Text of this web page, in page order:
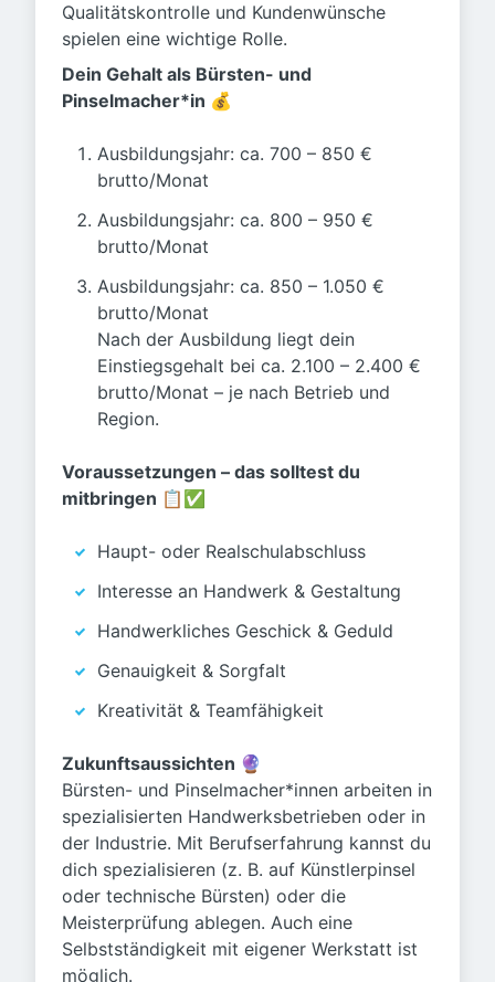
Qualitätskontrolle und Kundenwünsche
spielen eine wichtige Rolle.
Dein Gehalt als Bürsten- und
Pinselmacher*in 💰
Ausbildungsjahr: ca. 700 – 850 €
brutto/Monat
Ausbildungsjahr: ca. 800 – 950 €
brutto/Monat
Ausbildungsjahr: ca. 850 – 1.050 €
brutto/Monat
Nach der Ausbildung liegt dein
Einstiegsgehalt bei ca. 2.100 – 2.400 €
brutto/Monat – je nach Betrieb und
Region.
Voraussetzungen – das solltest du
mitbringen 📋✅
Haupt- oder Realschulabschluss
Interesse an Handwerk & Gestaltung
Handwerkliches Geschick & Geduld
Genauigkeit & Sorgfalt
Kreativität & Teamfähigkeit
Zukunftsaussichten 🔮
Bürsten- und Pinselmacher*innen arbeiten in
spezialisierten Handwerksbetrieben oder in
der Industrie. Mit Berufserfahrung kannst du
dich spezialisieren (z. B. auf Künstlerpinsel
oder technische Bürsten) oder die
Meisterprüfung ablegen. Auch eine
Selbstständigkeit mit eigener Werkstatt ist
möglich.